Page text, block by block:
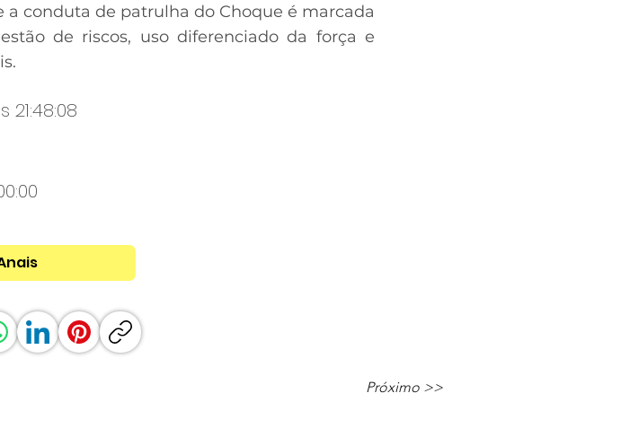
conduta de patrulha do Choque é marcada
de riscos, uso diferenciado da força e
Próximo >>